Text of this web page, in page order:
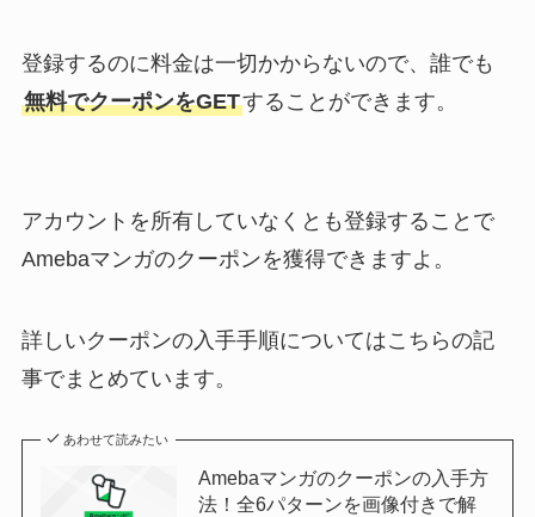
登録するのに料金は一切かからないので、誰でも
無料でクーポンをGETすることができます。
アカウントを所有していなくとも登録することで
Amebaマンガのクーポンを獲得できますよ。
詳しいクーポンの入手手順についてはこちらの記
事でまとめています。
あわせて読みたい
Amebaマンガのクーポンの入手方
法！全6パターンを画像付きで解